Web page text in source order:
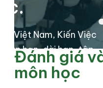
đắp qua trải
Đánh giá
môn học